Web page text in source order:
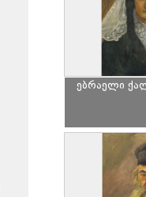
ებრაელი